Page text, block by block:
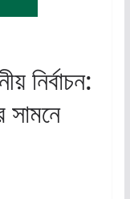
নির্বাচন:
সামনে